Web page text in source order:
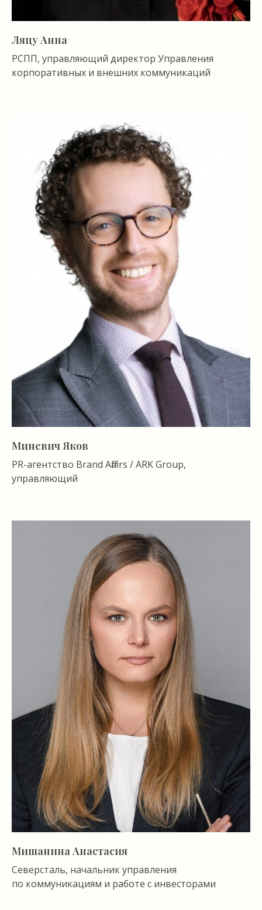
Ляцу Анна
РСПП, управляющий директор Управления
корпоративных и внешних коммуникаций
Миневич Яков
PR-агентство Brand Affairs / ARK Group,
управляющий
Мишанина Анастасия
Северсталь, начальник управления
по коммуникациям и работе с инвесторами